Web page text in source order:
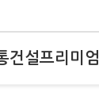
건설프리미엄